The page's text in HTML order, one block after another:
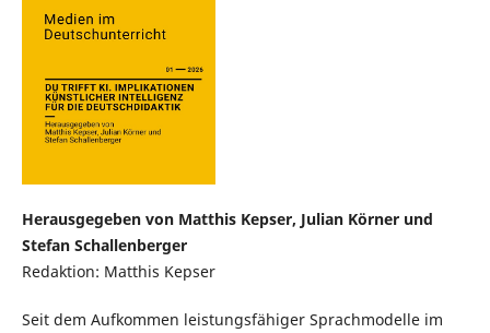
Herausgegeben von Matthis Kepser, Julian Körner und
Stefan Schallenberger
Redaktion: Matthis Kepser
Seit dem Aufkommen leistungsfähiger Sprachmodelle im